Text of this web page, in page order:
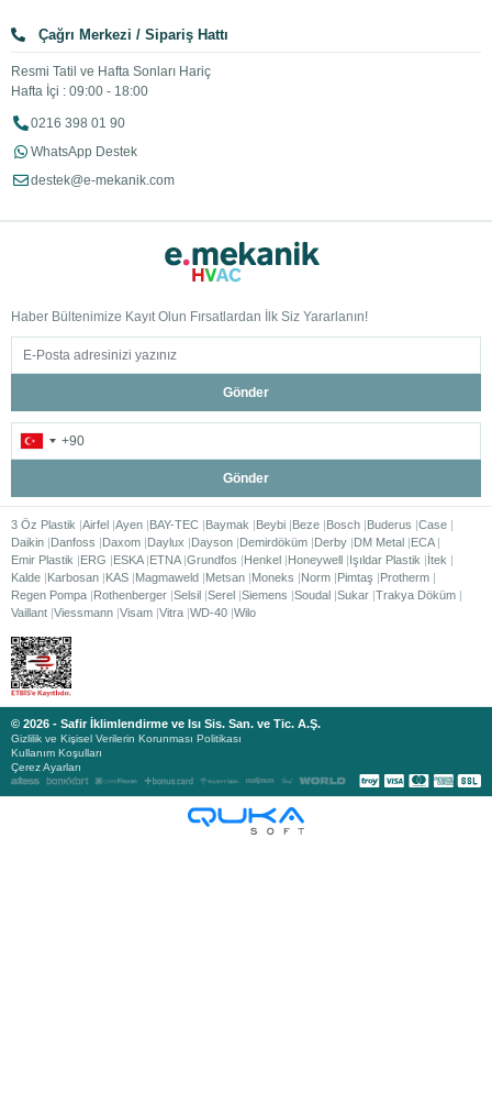
Çağrı Merkezi / Sipariş Hattı
Resmi Tatil ve Hafta Sonları Hariç
Hafta İçi : 09:00 - 18:00
0216 398 01 90
WhatsApp Destek
destek@e-mekanik.com
Haber Bültenimize Kayıt Olun Fırsatlardan İlk Siz Yararlanın!
Gönder
Gönder
3 Öz Plastik Airfel Ayen BAY-TEC Baymak Beybi Beze Bosch Buderus Case
Daikin Danfoss Daxom Daylux Dayson Demirdöküm Derby DM Metal ECA
Emir Plastik
ERG ESKA ETNA Grundfos Henkel Honeywell Işıldar Plastik
İtek
Kalde Karbosan KAS Magmaweld Metsan Moneks Norm Pimtaş
Protherm
Regen Pompa Rothenberger Selsil Serel Siemens Soudal Sukar Trakya Döküm
Vaillant Viessmann Visam Vitra WD-40 Wilo
© 2026 - Safir İklimlendirme ve Isı Sis. San. ve Tic. A.Ş.
Gizlilik ve Kişisel Verilerin Korunması Politikası
Kullanım Koşulları
Çerez Ayarları